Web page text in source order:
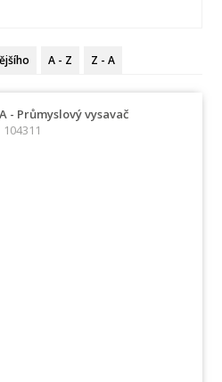
A - Z Z - A
- Průmyslový vysavač
104311